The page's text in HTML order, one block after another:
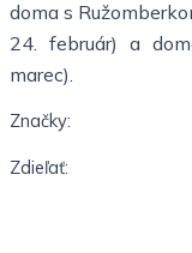
doma s
24. február) a
marec).
Značky:
Zdieľať: